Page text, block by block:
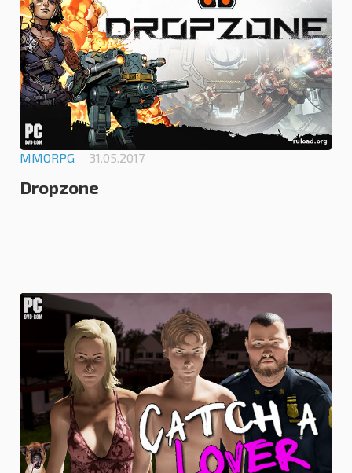
MMORPG 31.05.2017
Dropzone